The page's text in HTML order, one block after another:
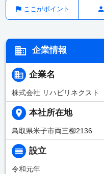
ここがポイント
企業情報
企業名
株式会社 リハビリネクスト
本社所在地
鳥取県米子市両三柳2136
設立
令和元年